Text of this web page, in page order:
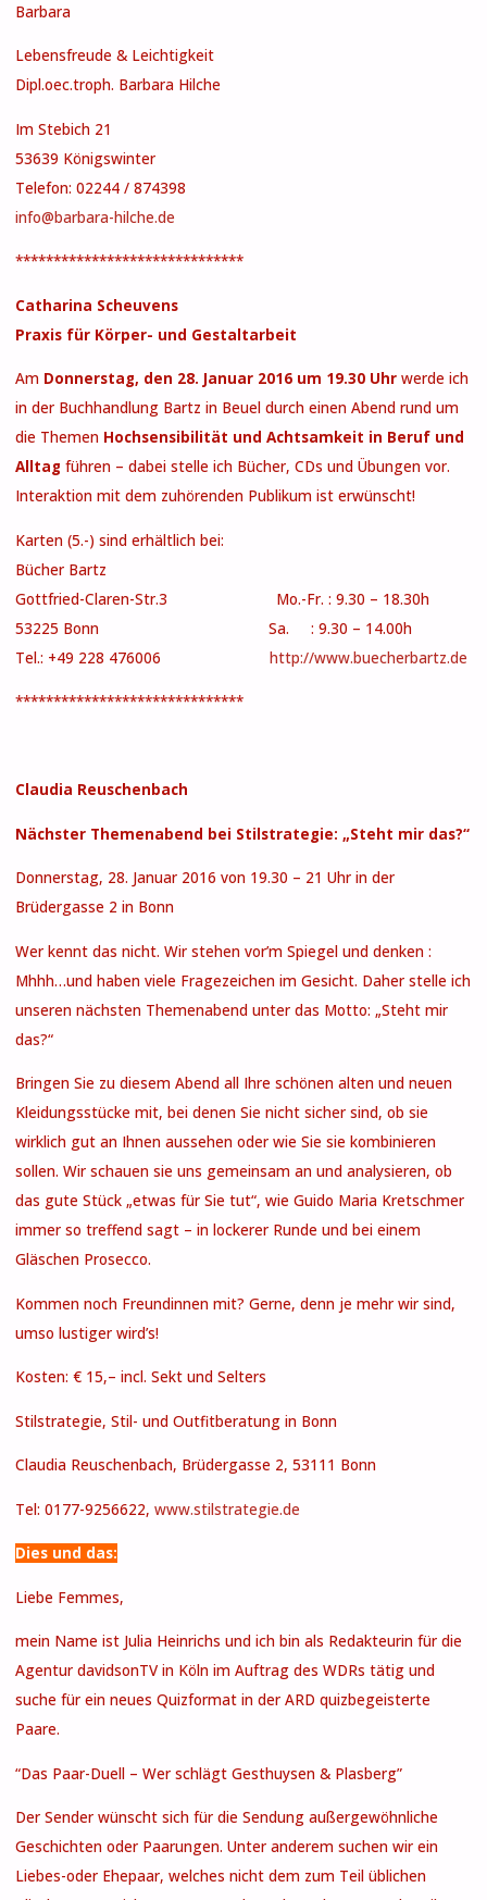
Barbara
Lebensfreude & Leichtigkeit
Dipl.oec.troph. Barbara Hilche
Im Stebich 21
53639 Königswinter
Telefon: 02244 / 874398
info@barbara-hilche.de
******************************
Catharina Scheuvens
Praxis für Körper- und Gestaltarbeit
Am Donnerstag, den 28. Januar 2016 um 19.30 Uhrwerde ich
in der Buchhandlung Bartz in Beuel durch einen Abend rund um
die Themen Hochsensibilität und Achtsamkeit in Beruf und
Alltag führen – dabei stelle ich Bücher, CDs und Übungen vor.
Interaktion mit dem zuhörenden Publikum ist erwünscht!
Karten (5.-) sind erhältlich bei:
Bücher Bartz
Gottfried-Claren-Str.3 Mo.-Fr. : 9.30 – 18.30h
53225 Bonn Sa. : 9.30 – 14.00h
Tel.: +49 228 476006 http://www.buecherbartz.de
******************************
Claudia Reuschenbach
Nächster Themenabend bei Stilstrategie: „Steht mir das?“
Donnerstag, 28. Januar 2016 von 19.30 – 21 Uhr in der
Brüdergasse 2 in Bonn
Wer kennt das nicht. Wir stehen vor’m Spiegel und denken :
Mhhh…und haben viele Fragezeichen im Gesicht. Daher stelle ich
unseren nächsten Themenabend unter das Motto: „Steht mir
das?“
Bringen Sie zu diesem Abend all Ihre schönen alten und neuen
Kleidungsstücke mit, bei denen Sie nicht sicher sind, ob sie
wirklich gut an Ihnen aussehen oder wie Sie sie kombinieren
sollen. Wir schauen sie uns gemeinsam an und analysieren, ob
das gute Stück „etwas für Sie tut“, wie Guido Maria Kretschmer
immer so treffend sagt – in lockerer Runde und bei einem
Gläschen Prosecco.
Kommen noch Freundinnen mit? Gerne, denn je mehr wir sind,
umso lustiger wird’s!
Kosten: € 15,– incl. Sekt und Selters
Stilstrategie, Stil- und Outfitberatung in Bonn
Claudia Reuschenbach, Brüdergasse 2, 53111 Bonn
Tel: 0177-9256622, www.stilstrategie.de
Dies und das:
Liebe Femmes,
mein Name ist Julia Heinrichs und ich bin als Redakteurin für die
Agentur davidsonTV in Köln im Auftrag des WDRs tätig und
suche für ein neues Quizformat in der ARD quizbegeisterte
Paare.
“Das Paar-Duell – Wer schlägt Gesthuysen & Plasberg”
Der Sender wünscht sich für die Sendung außergewöhnliche
Geschichten oder Paarungen. Unter anderem suchen wir ein
Liebes-oder Ehepaar, welches nicht dem zum Teil üblichen